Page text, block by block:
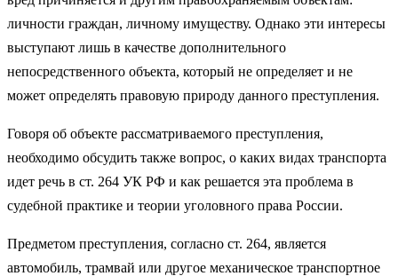
личности граждан, личному имуществу. Однако эти интересы
выступают лишь в качестве дополнительного
непосредственного объекта, который не определяет и не
может определять правовую природу данного преступления.
Говоря об объекте рассматриваемого преступления,
необходимо обсудить также вопрос, о каких видах транспорта
идет речь в ст. 264 УК РФ и как решается эта проблема в
судебной практике и теории уголовного права России.
Предметом преступления, согласно ст. 264, является
автомобиль, трамвай или другое механическое транспортное